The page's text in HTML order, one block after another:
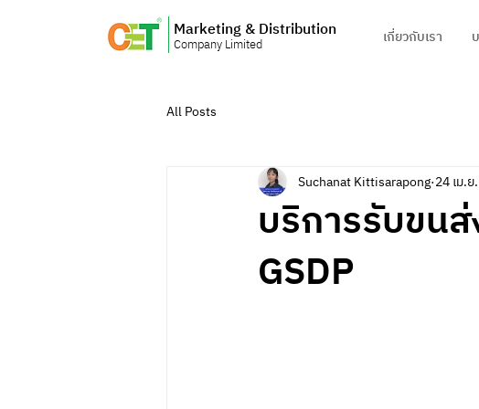
Marketing & Distribution
Company Limited เกี่ยวกับเรา
All Posts
บริการรับขน
GSDP
Suchanat Kittisarapong 24 เม.ย.